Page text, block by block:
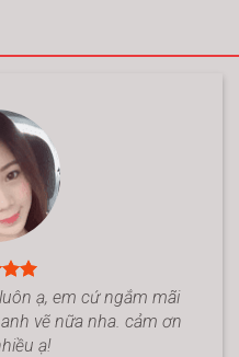
ạ, em cứ ngắm mãi
vẽ nữa nha. cảm ơn
ạ!